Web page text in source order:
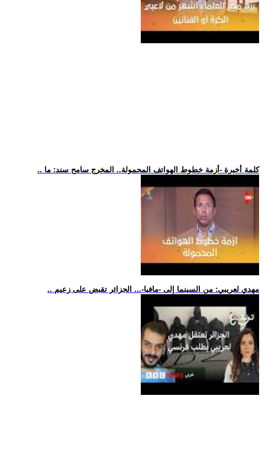
.. كلمة أخيرة -أزمة خطوط الهواتف المحمولة.. المخرج سامح سند: ما
.. مهدي لعريبي: من السينما إلى -مافيا-... الجزائر تقبض على زعيم